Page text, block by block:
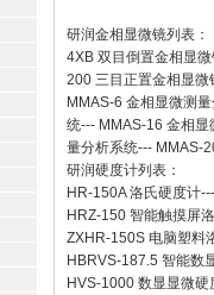
研润金相显微镜列表：
4XB 双目倒置金相显
200 三目正置金相显微
MMAS-6 金相显微测
统--- MMAS-16 金相显
量分析系统--- MMAS-
研润硬度计列表：
HR-150A 洛氏硬度计
HRZ-150 智能触摸屏
ZXHR-150S 电脑塑料
HBRVS-187.5 智能数
HVS-1000 数显显微硬